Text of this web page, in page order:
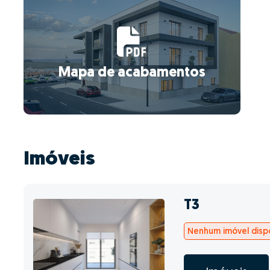
Mapa de acabamentos
Imóveis
T3
Nenhum imóvel